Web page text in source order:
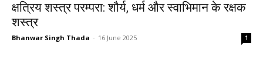
क्षत्रिय शस्त्र परम्परा: शौर्य, धर्म और स्वाभिमान के रक्षक
शस्त्र
Bhanwar Singh Thada - 16 June 2025 1